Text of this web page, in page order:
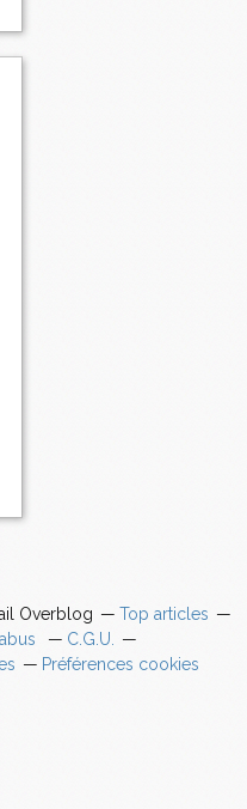
Overblog
Top articles
C.G.U.
Préférences cookies